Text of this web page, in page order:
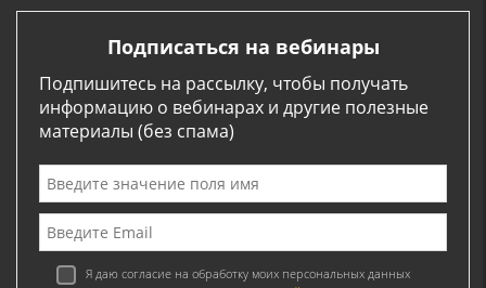
Подписаться на вебинары
Подпишитесь на рассылку, чтобы получать
информацию о вебинарах и другие полезные
материалы (без спама)
Я даю согласие на обработку моих персональных данных